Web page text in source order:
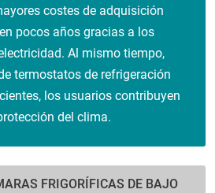
costes de adquisición
pocos años gracias a los
Al mismo tiempo,
termostatos de refrigeración
los usuarios contribuyen
del clima.
FRIGORÍFICAS DE BAJO